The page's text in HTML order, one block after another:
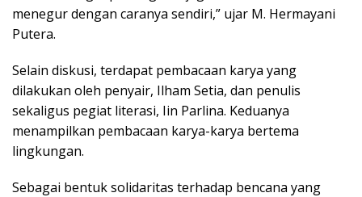
menegur dengan caranya sendiri,” ujar M. Hermayani
Putera.
Selain diskusi, terdapat pembacaan karya yang
dilakukan oleh penyair, Ilham Setia, dan penulis
sekaligus pegiat literasi, Iin Parlina. Keduanya
menampilkan pembacaan karya-karya bertema
lingkungan.
Sebagai bentuk solidaritas terhadap bencana yang